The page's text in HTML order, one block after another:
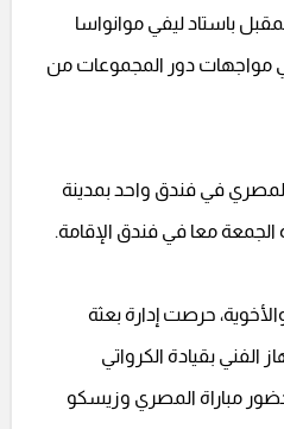
باستاد ليفي موانواسا
مواجهات دور المجموعات من
في فندق واحد بمدينة
الجمعة معا في فندق الإقامة.
حرصت إدارة بعثة
الفني بقيادة الكرواتي
مباراة المصري وزيسكو